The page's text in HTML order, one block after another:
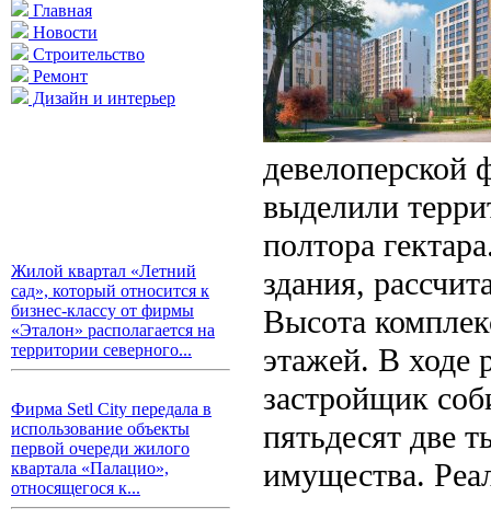
Главная
Новости
Строительство
Ремонт
Дизайн и интерьер
Жилой квартал «Летний
сад», который относится к
бизнес-классу от фирмы
«Эталон» располагается на
территории северного...
Фирма Setl City передала в
использование объекты
первой очереди жилого
квартала «Палацио»,
относящегося к...
выделили
полтора
здания,
Высота
этажей. В ходе
застройщик
пятьдесят две
имущества.